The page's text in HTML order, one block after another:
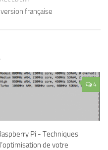
française
4
Pi - Techniques
de votre